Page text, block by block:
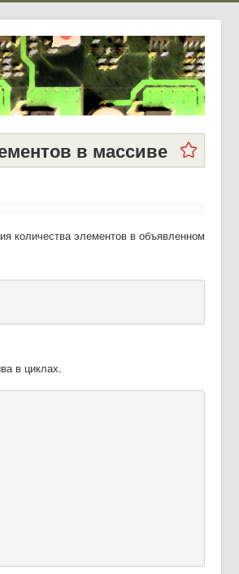
в массиве
количества элементов в объявленном
в циклах.